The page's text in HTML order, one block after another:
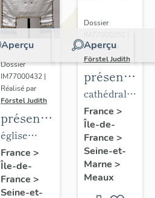
Aperçu
Dossier
IM77000432 |
Réalisé par
Förstel Judith
présentation
du
mobilier
de
l'église
église
paroissiale
Notre-
Dame du
France >
Île-de-
France >
Seine-et-
Aperçu
Dossier
Réalisé par
Förstel Judith
du
mobilier
de la
cathédrale
de
Meaux
cathédrale
Saint-
Etienne
France >
Île-de-
France >
Seine-et-
Marne >
Meaux